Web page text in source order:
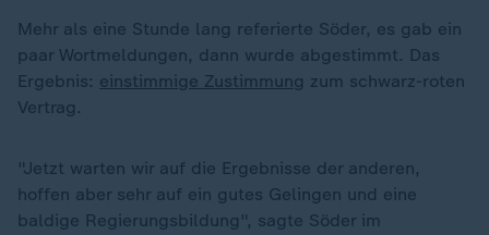
Mehr als eine Stunde lang referierte Söder, es gab ein
paar Wortmeldungen, dann wurde abgestimmt. Das
Ergebnis: einstimmige Zustimmung zum schwarz-roten
Vertrag.
"Jetzt warten wir auf die Ergebnisse der anderen,
hoffen aber sehr auf ein gutes Gelingen und eine
baldige Regierungsbildung", sagte Söder im